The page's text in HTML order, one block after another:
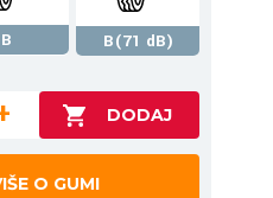
B
B(71 dB)
O GUMI